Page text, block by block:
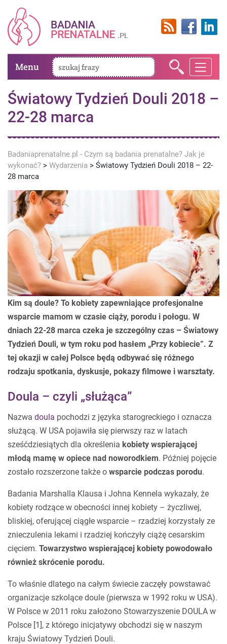
Menu
Światowy Tydzień Douli 2018 –
22-28 marca
Badaniaprenatalne.pl - Czym są badania prenatalne? Jak je
wykonać? > Wydarzenia > Światowy Tydzień Douli 2018 – 22-
28 marca
Kim są doule? To kobiety zapewniające profesjonalne
wsparcie mamom w czasie ciąży, porodu i połogu. W
dniach 22-28 marca czeka je szczególny czas – Światowy
Tydzień Douli, w tym roku pod hasłem „Przy kobiecie”. Z
tej okazji w całej Polsce będą odbywać się różnego
rodzaju spotkania, dyskusje, pokazy filmowe i warsztaty.
Doula – czyli „służąca”
Nazwa doula pochodzi z języka starogreckiego i oznacza
służącą. W USA pojawiła się pierwszy raz w latach
sześćdziesiątych dla określenia kobiety wspierającej
młodą mamę w opiece nad noworodkiem. Później pojęcie
zostało rozszerzone także o wsparcie podczas porodu.
Badania Marshalla Klausa i Johna Kennela wykazały, że
kobiety rodzące w obecności innej kobiety – życzliwej,
bliskiej, oferującej ciągłe wsparcie – rzadziej korzystały ze
znieczulenia lekami i rzadziej kończyły ciążę cesarskim
cięciem. Towarzystwo wspierającej kobiety powodowało
również skrócenie porodu.
To właśnie dlatego na całym świecie zaczęły powstawać
organizacje szkolące doule (pierwsza w 1992 roku w USA).
W Polsce w 2011 roku założono Stowarzyszenie DOULA w
Polsce [1], z którego inicjatywy obchodzi się w naszym
kraju Światowy Tydzień Douli.